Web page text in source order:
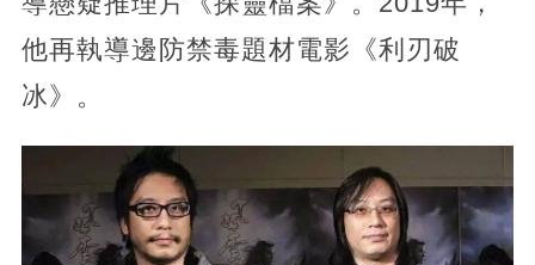
他再執導邊防禁毒題材電影《利刃破
冰》。